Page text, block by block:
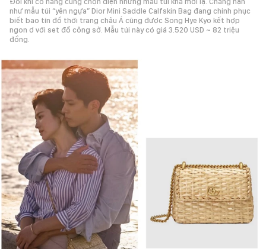
như mẫu túi “yên ngựa” Dior Mini Saddle Calfskin Bag đang chinh phục
biết bao tín đồ thời trang châu Á cũng được Song Hye Kyo kết hợp
ngon ơ với set đồ công sở. Mẫu túi này có giá 3.520 USD ~ 82 triệu
đồng.